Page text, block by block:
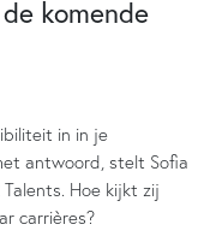
komende
in in je
antwoord, stelt Sofia
Hoe kijkt zij
carrières?